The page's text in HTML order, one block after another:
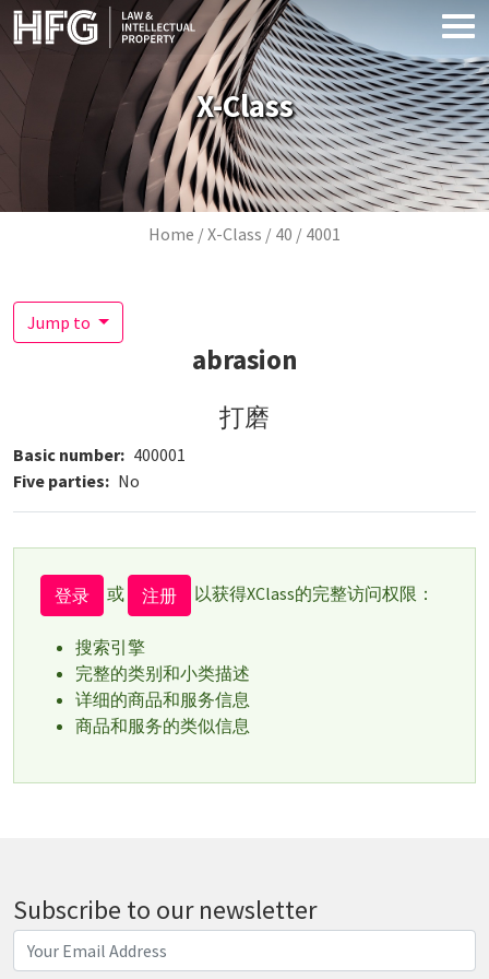
Skip to main content
X-Class
Breadcrumb
Home X-Class 40 4001
Jump to
abrasion
打磨
Basic number
400001
Five parties
No
登录 或 注册 以获得XClass的完整访问权限：
搜索引擎
完整的类别和小类描述
详细的商品和服务信息
商品和服务的类似信息
Subscribe to our newsletter